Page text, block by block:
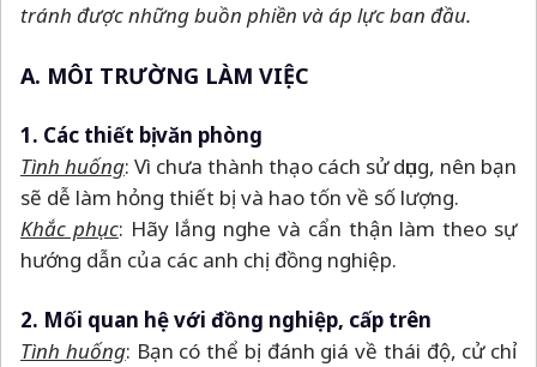
tránh được những buồn phiền và áp lực ban đầu.
A. MÔI TRƯỜNG LÀM VIỆC
1. Các thiết bị văn phòng
Tình huống: Vì chưa thành thạo cách sử dụng, nên bạn
sẽ dễ làm hỏng thiết bị và hao tốn về số lượng.
Khắc phục: Hãy lắng nghe và cẩn thận làm theo sự
hướng dẫn của các anh chị đồng nghiệp.
2. Mối quan hệ với đồng nghiệp, cấp trên
Tình huống: Bạn có thể bị đánh giá về thái độ, cử chỉ